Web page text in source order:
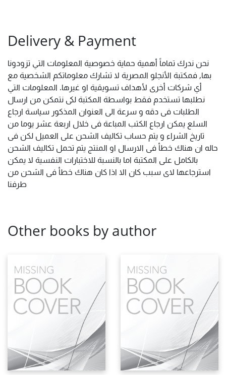
Delivery & Payment
نحن ندرك تماماً أهمية حماية خصوصية المعلومات التي تزودونا
بها, فمكتبة الأنجلو المصرية لا تشارك معلوماتكم الشخصية مع
أي شركات أخرى لأهداف تسويقية او غيرها. المعلومات التي
نطلبها تستخدم فقط بواسطة المكتبة لكى نتمكن من ارسال
الطلبات فى دقه و سرعة الى العنوان المذكور سياسة ارجاع
السلع يمكن ارجاع الكتب المباعة فى خلال اربعة عشر يوما من
تاريخ الشراء و يتم حساب تكاليف الشحن على العميل لكن فى
حاله ان هناك خطأ فى الارسال او المنتج يتم تحمل تكاليف الشحن
بالكامل على المكتبة اما بالنسبة للاختبارات النفسية لا يمكن
استرجاعها لاى سبب كان الا اذا كان هناك خطأ فى الشحن من
طرفنا
Other books by author